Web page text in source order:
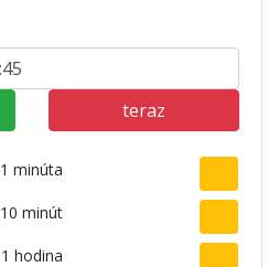
teraz
1 minúta
10 minút
1 hodina